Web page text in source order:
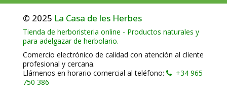
© 2025 La Casa de les Herbes
Tienda de herboristeria online - Productos naturales y
para adelgazar de herbolario.
Comercio electrónico de calidad con atención al cliente
profesional y cercana.
Llámenos en horario comercial al teléfono:
+34 965
750 386